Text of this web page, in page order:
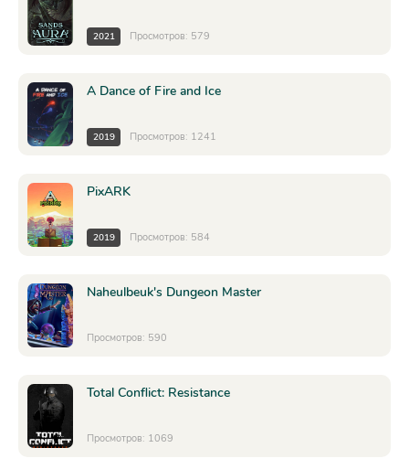
2021 Просмотров: 579
A Dance of Fire and Ice
2019 Просмотров: 1241
PixARK
2019 Просмотров: 584
Naheulbeuk's Dungeon Master
Просмотров: 590
Total Conflict: Resistance
Просмотров: 1069